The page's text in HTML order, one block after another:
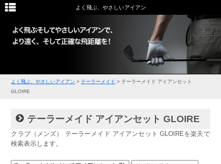
よく飛ぶ、やさしいアイアン
よく飛ぶ、やさしいアイアン >テーラーメイド > テーラーメイド アイアンセット
GLOIRE
テーラーメイド アイアンセット GLOIRE
クラブ（メンズ） テーラーメイド アイアンセット GLOIREを楽天で
検索表示します。